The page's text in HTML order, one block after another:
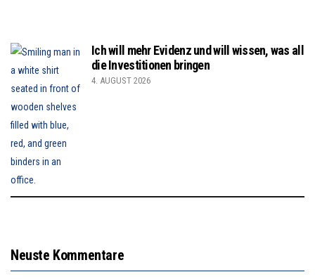
Ich will mehr Evidenz und will wissen, was all
die Investitionen bringen
4. AUGUST 2026
Neuste Kommentare